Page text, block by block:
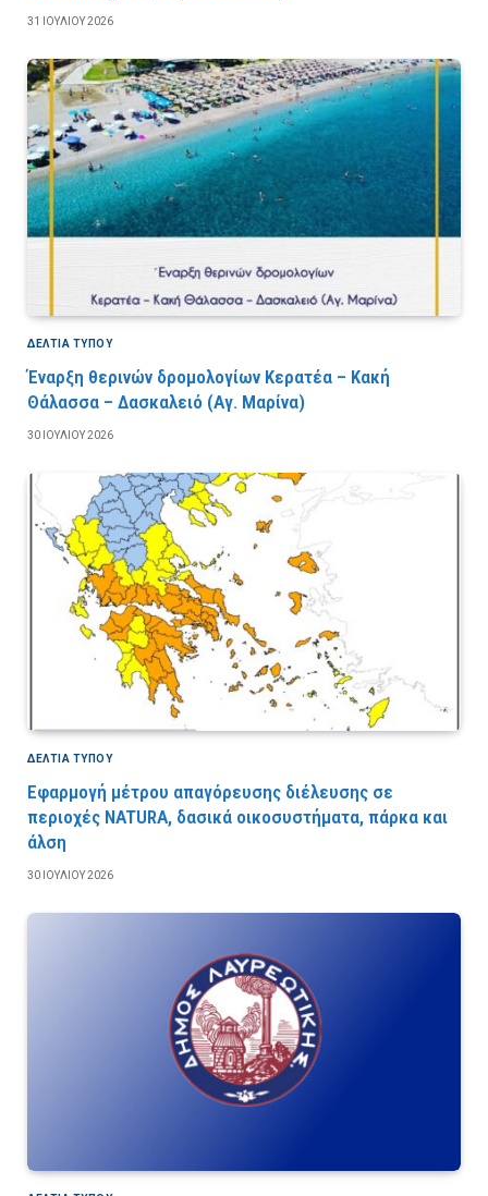
31 ΙΟΥΛΊΟΥ 2026
ΔΕΛΤΙΑ ΤΥΠΟΥ
Έναρξη θερινών δρομολογίων Κερατέα – Κακή
Θάλασσα – Δασκαλειό (Αγ. Μαρίνα)
30 ΙΟΥΛΊΟΥ 2026
ΔΕΛΤΙΑ ΤΥΠΟΥ
Εφαρμογή μέτρου απαγόρευσης διέλευσης σε
περιοχές NATURA, δασικά οικοσυστήματα, πάρκα και
άλση
30 ΙΟΥΛΊΟΥ 2026